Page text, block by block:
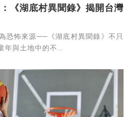
《湖底村異聞錄》揭開台灣
恐怖來源──《湖底村異聞錄》不只
年與土地中的不...